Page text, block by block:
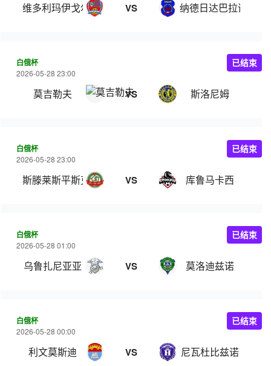
维多利玛伊戈尔卡 VS 纳德日达巴拉诺维奇
白俄杯
2026-05-28 23:00
莫吉勒夫 VS 斯洛尼姆
已结束
白俄杯
2026-05-28 23:00
斯滕莱斯平斯克 VS 库鲁马卡西
已结束
白俄杯
2026-05-28 01:00
乌鲁扎尼亚亚 VS 莫洛迪兹诺
已结束
白俄杯
2026-05-28 00:00
利文莫斯迪 VS 尼瓦杜比兹诺
已结束